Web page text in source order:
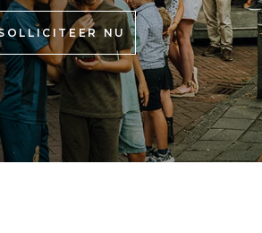
NU